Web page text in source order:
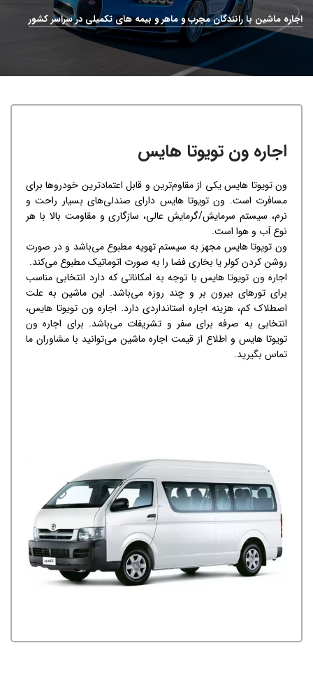
اجاره ماشین با رانندگان مجرب و ماهر و بیمه های تکمیلی در سراسر کشور
اجاره ون تویوتا هایس
ون تویوتا هایس یکی از مقاوم‌ترین و قابل اعتمادترین خودروها برای
مسافرت است. ون تویوتا هایس دارای صندلی‌های بسیار راحت و
نرم، سیستم سرمایش/گرمایش عالی، سازگاری و مقاومت بالا با هر
نوع آب و هوا است.
ون تویوتا هایس مجهز به سیستم تهویه مطبوع می‌باشد و در صورت
روشن کردن کولر یا بخاری فضا را به صورت اتوماتیک مطبوع می‌کند.
اجاره ون تویوتا هایس با توجه به امکاناتی که دارد انتخابی مناسب
برای تورهای بیرون بر و چند روزه می‌باشد. این ماشین به علت
اصطلاک کم، هزینه اجاره استانداردی دارد. اجاره ون تویوتا هایس،
انتخابی به صرفه برای سفر و تشریفات می‌باشد. برای اجاره ون
تویوتا هایس و اطلاع از قیمت اجاره ماشین می‌توانید با مشاوران ما
تماس بگیرید.